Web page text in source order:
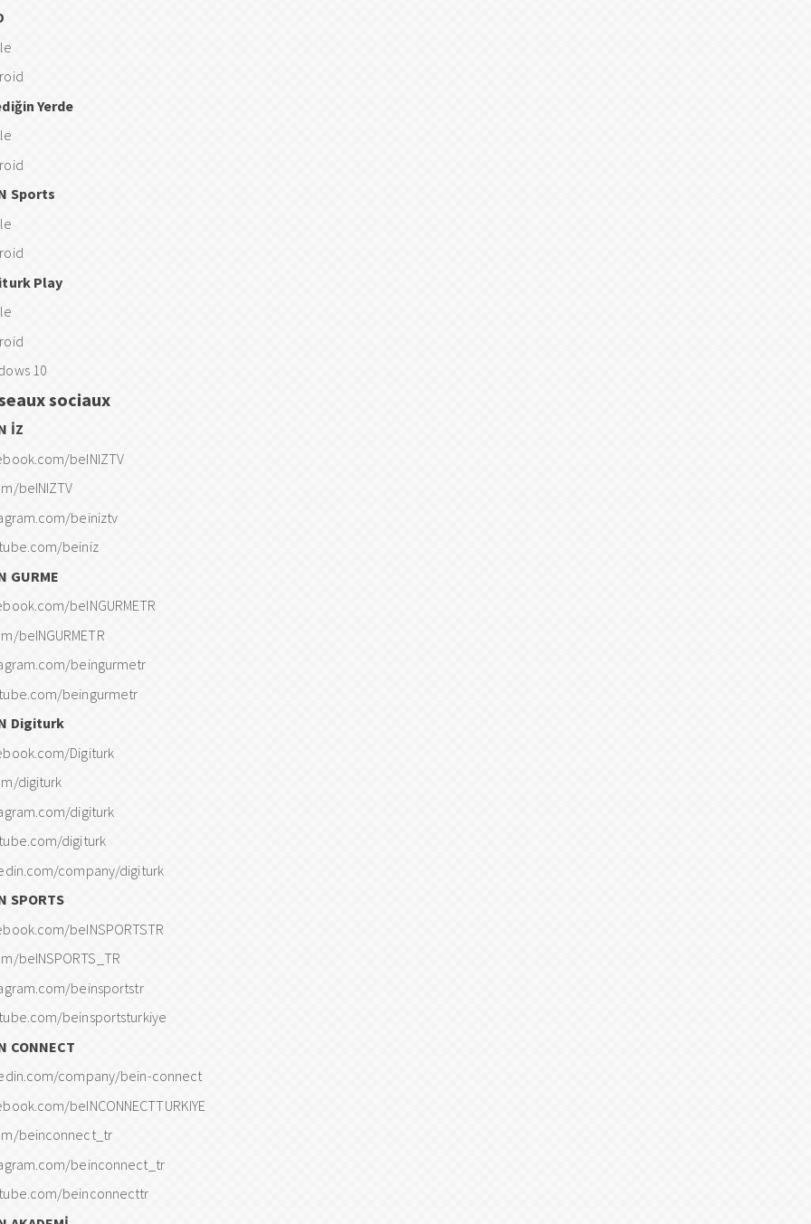
Yerde
Sports
Play
10
sociaux
İZ
beINIZTV
beINIZTV
beiniztv
beiniz
GURME
beINGURMETR
beINGURMETR
beingurmetr
beingurmetr
Digiturk
Digiturk
digiturk
digiturk
digiturk
company/digiturk
SPORTS
beINSPORTSTR
beINSPORTS_TR
beinsportstr
beinsportsturkiye
CONNECT
company/bein-connect
beINCONNECTTURKIYE
beinconnect_tr
beinconnect_tr
beinconnecttr